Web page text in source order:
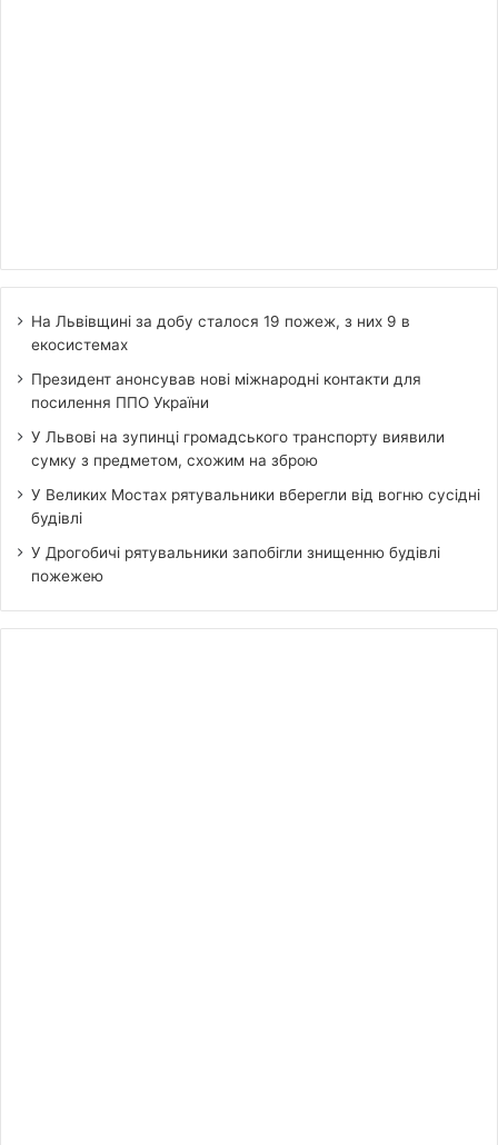
На Львівщині за добу сталося 19 пожеж, з них 9 в
екосистемах
Президент анонсував нові міжнародні контакти для
посилення ППО України
У Львові на зупинці громадського транспорту виявили
сумку з предметом, схожим на зброю
У Великих Мостах рятувальники вберегли від вогню сусідні
будівлі
У Дрогобичі рятувальники запобігли знищенню будівлі
пожежею